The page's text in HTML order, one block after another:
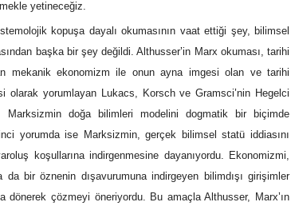
yetineceğiz.
kopuşa dayalı okumasının vaat ettiği şey, bilimsel
başka bir şey değildi. Althusser’in Marx okuması, tarihi
mekanik ekonomizm ile onun ayna imgesi olan ve tarihi
olarak yorumlayan Lukacs, Korsch ve Gramsci’nin Hegelci
doğa bilimleri modelini dogmatik bir biçimde
yorumda ise Marksizmin, gerçek bilimsel statü iddiasını
koşullarına indirgenmesine dayanıyordu. Ekonomizmi,
bir öznenin dışavurumuna indirgeyen bilimdışı girişimler
a dönerek çözmeyi öneriyordu. Bu amaçla Althusser, Marx’ın